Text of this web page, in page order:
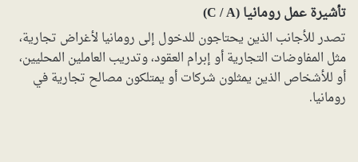
تأشيرة عمل رومانيا (C / A)
تصدر للأجانب الذين يحتاجون للدخول إلى رومانيا لأغراض تجارية،
مثل المفاوضات التجارية أو إبرام العقود، وتدريب العاملين المحليين،
أو للأشخاص الذين يمثلون شركات أو يمتلكون مصالح تجارية في
رومانيا.